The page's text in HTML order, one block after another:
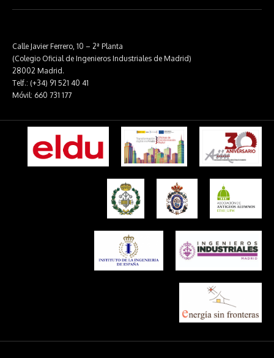
Calle Javier Ferrero, 10 – 2ª Planta
(Colegio Oficial de Ingenieros Industriales de Madrid)
28002 Madrid.
Telf.: (+34) 91 521 40 41
Móvil: 660 731 177